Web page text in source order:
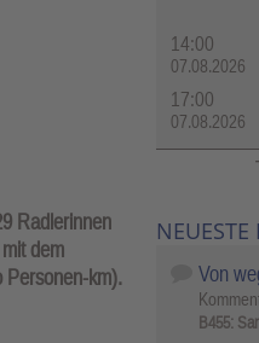
Radlerinnen
dem
Personen-km).
14:00
07.08.2026
17:00
07.08.2026
Von
B455: